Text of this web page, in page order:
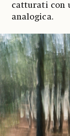
catturati con
analogica.